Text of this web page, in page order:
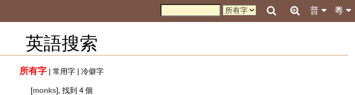
粵
普
英語搜索
所有字| 常用字| 冷僻字
[monks], 找到 4 個